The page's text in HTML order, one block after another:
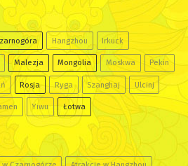
Hangzhou Irkuck
Malezja Mongolia Moskwa Pekin
Rosja Ryga Szanghaj Ulcinj
Yiwu Łotwa